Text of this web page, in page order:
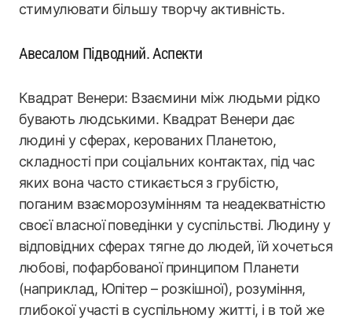
стимулювати більшу творчу активність.
Авесалом Підводний. Аспекти
Квадрат Венери: Взаємини між людьми рідко
бувають людськими. Квадрат Венери дає
людині у сферах, керованих Планетою,
складності при соціальних контактах, під час
яких вона часто стикається з грубістю,
поганим взаєморозумінням та неадекватністю
своєї власної поведінки у суспільстві. Людину у
відповідних сферах тягне до людей, їй хочеться
любові, пофарбованої принципом Планети
(наприклад, Юпітер – розкішної), розуміння,
глибокої участі в суспільному житті, і в той же